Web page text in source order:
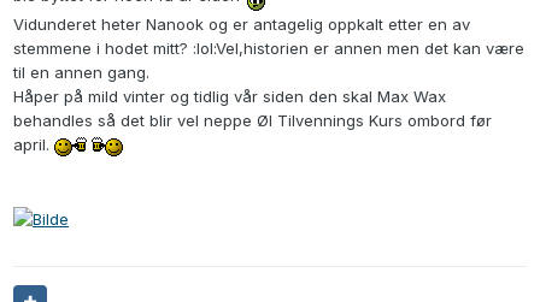
Vidunderet heter Nanook og er antagelig oppkalt etter en av
stemmene i hodet mitt? :lol:Vel,historien er annen men det kan være
til en annen gang.
Håper på mild vinter og tidlig vår siden den skal Max Wax
behandles så det blir vel neppe Øl Tilvennings Kurs ombord før
april.